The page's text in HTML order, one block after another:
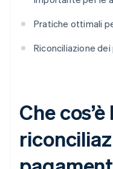
Pratiche ottimali
Riconciliazione
Che cos’è